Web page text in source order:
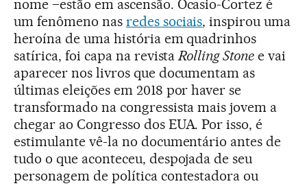
nome –estão em ascensão. Ocasio-Cortez é
um fenômeno nas redes sociais, inspirou uma
heroína de uma história em quadrinhos
satírica, foi capa na revistaRolling Stone e vai
aparecer nos livros que documentam as
últimas eleições em 2018 por haver se
transformado na congressista mais jovem a
chegar ao Congresso dos EUA. Por isso, é
estimulante vê-la no documentário antes de
tudo o que aconteceu, despojada de seu
personagem de política contestadora ou